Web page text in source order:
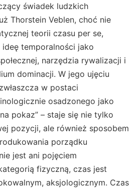
świadek ludzkich
Thorstein Veblen, choć nie
teorii czasu per se,
temporalności jako
narzędzia rywalizacji i
dominacji. W jego ujęciu
w postaci
osadzonego jako
pokaz” – staje się nie tylko
pozycji, ale również sposobem
porządku
jest ani pojęciem
fizyczną, czas jest
aksjologicznym. Czas